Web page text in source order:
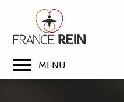
MENU